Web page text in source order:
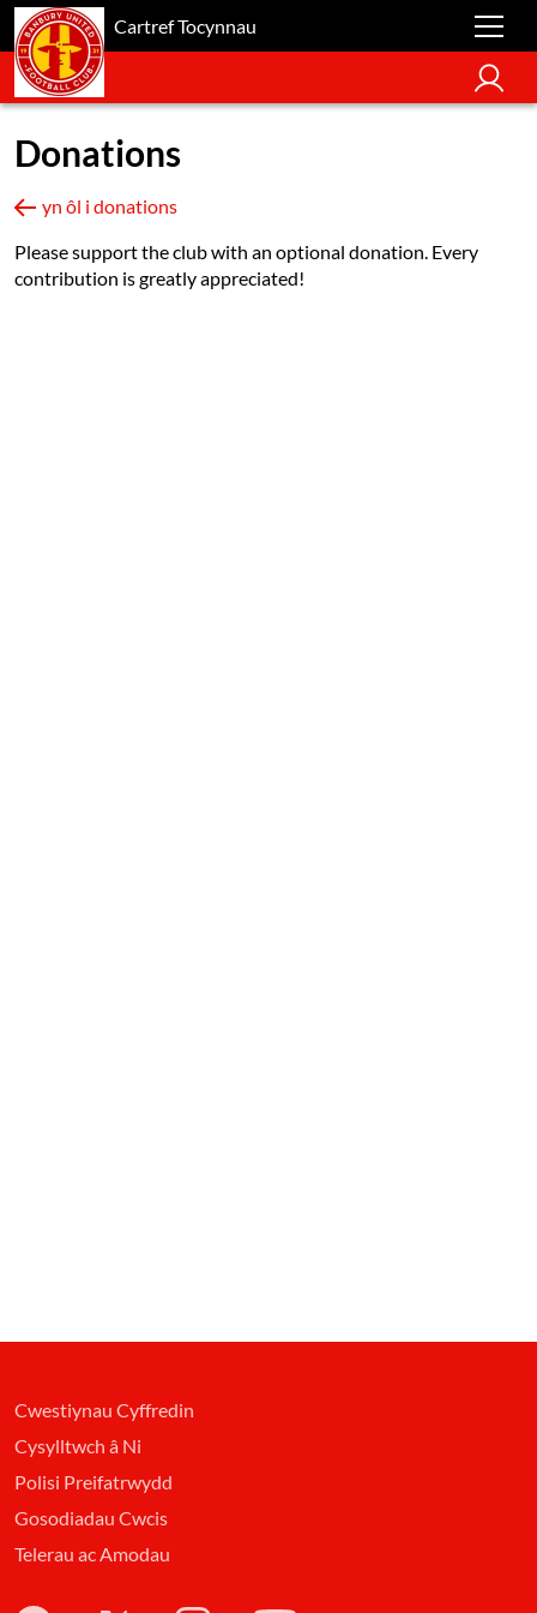
Cartref Tocynnau
Donations
yn ôl i donations
Please support the club with an optional donation. Every
contribution is greatly appreciated!
Cwestiynau Cyffredin
Cysylltwch â Ni
Polisi Preifatrwydd
Gosodiadau Cwcis
Telerau ac Amodau